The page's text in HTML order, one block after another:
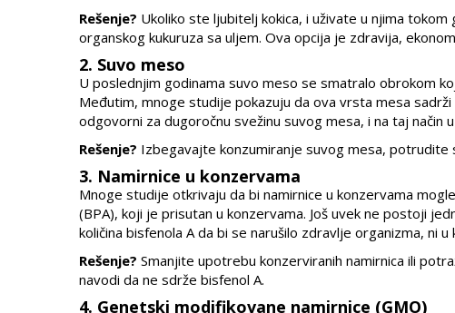
Rešenje? Ukoliko ste ljubitelj kokica, i uživate u njima
organskog kukuruza sa uljem. Ova opcija je zdravija,
2. Suvo meso
U poslednjim godinama suvo meso se smatralo obrokom
Međutim, mnoge studije pokazuju da ova vrsta mesa
odgovorni za dugoročnu svežinu suvog mesa, i na taj način
Rešenje? Izbegavajte konzumiranje suvog mesa, potrudite
3. Namirnice u konzervama
Mnoge studije otkrivaju da bi namirnice u konzervama
(BPA), koji je prisutan u konzervama. Još uvek ne postoji
količina bisfenola A da bi se narušilo zdravlje organizma, ni
Rešenje? Smanjite upotrebu konzerviranih namirnica ili
navodi da ne sdrže bisfenol A.
4. Genetski modifikovane namirnice (GMO)